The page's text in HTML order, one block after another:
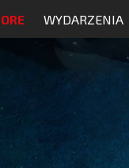
WYDARZENIA